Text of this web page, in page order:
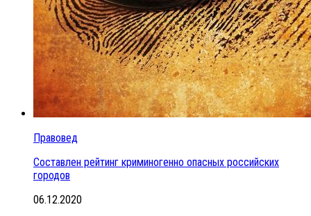
Правовед
Составлен рейтинг криминогенно опасных российских
городов
06.12.2020